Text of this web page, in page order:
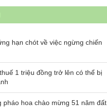
hạn chót về việc ngừng chiến
1 triệu đồng trở lên có thể bị
pháo hoa chào mừng 51 năm đất